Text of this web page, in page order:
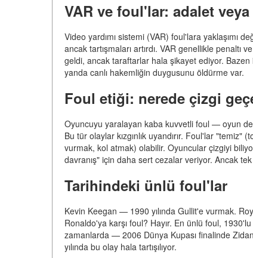
VAR ve foul'lar: adalet veya
Video yardımı sistemi (VAR) foul'lara yaklaşımı
ancak tartışmaları artırdı. VAR genellikle penaltı
geldi, ancak taraftarlar hala şikayet ediyor.
yanda canlı hakemliğin duygusunu öldürme var.
Foul etiği: nerede çizgi
Oyuncuyu yaralayan kaba kuvvetli foul — oyun
Bu tür olaylar kızgınlık uyandırır. Foul'lar
vurmak, kol atmak) olabilir. Oyuncular çizgiyi
davranış" için daha sert cezalar veriyor. Ancak
Tarihindeki ünlü foul'lar
Kevin Keegan — 1990 yılında Gullit'e vurmak.
Ronaldo'ya karşı foul? Hayır. En ünlü foul,
zamanlarda — 2006 Dünya Kupası finalinde
yılında bu olay hala tartışılıyor.